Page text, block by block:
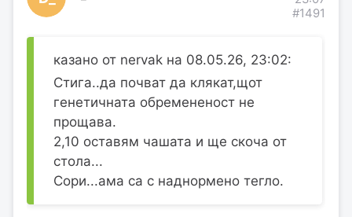
#1491
казано от nervak на 08.05.26, 23:02:
Стига..да почват да клякат,щот
генетичната обремененост не
прощава.
2,10 оставям чашата и ще скоча от
стола...
Сори...ама са с наднормено тегло.